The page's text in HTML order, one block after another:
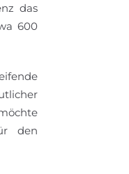
das
600
den